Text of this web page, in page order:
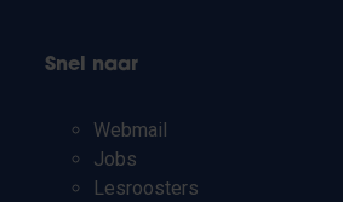
Snel naar
Webmail
Jobs
Lesroosters